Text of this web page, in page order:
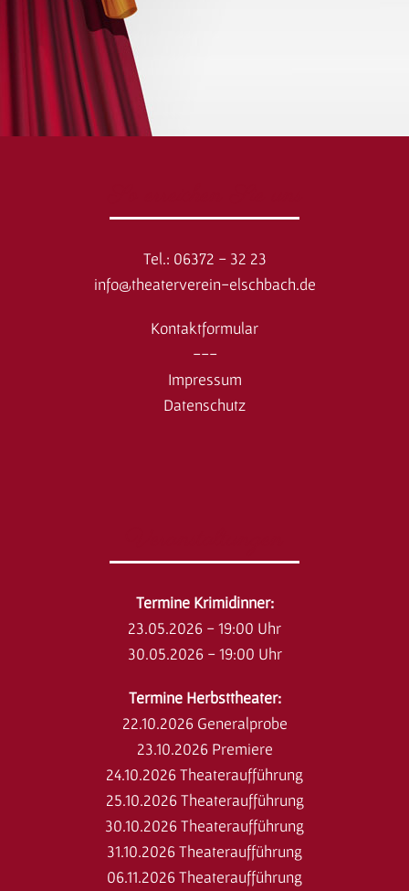
Tel.: 06372 - 32 23
info@theaterverein-elschbach.de
Kontaktformular
---
Impressum
Datenschutz
​Termine Krimidinner:
23.05.2026 - 19:00 Uhr
30.05.2026 - 19:00 Uhr
Termine Herbsttheater:
22.10.2026 Generalprobe
23.10.2026 Premiere
24.10.2026 Theateraufführung
25.10.2026 Theateraufführung
30.10.2026 Theateraufführung
31.10.2026 Theateraufführung
06.11.2026 Theateraufführung